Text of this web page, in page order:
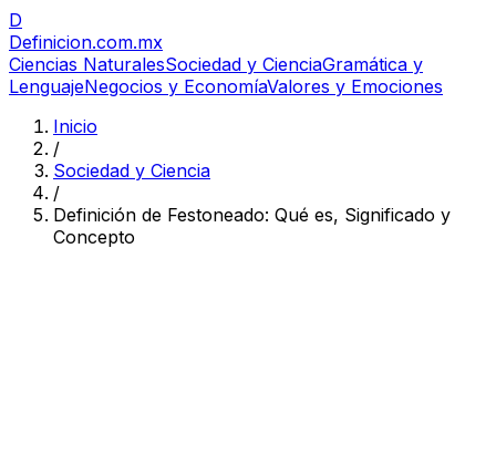
D
Definicion.com.mx
Ciencias NaturalesSociedad y CienciaGramática y
LenguajeNegocios y EconomíaValores y Emociones
Inicio
/
Sociedad y Ciencia
/
Definición de Festoneado: Qué es, Significado y
Concepto